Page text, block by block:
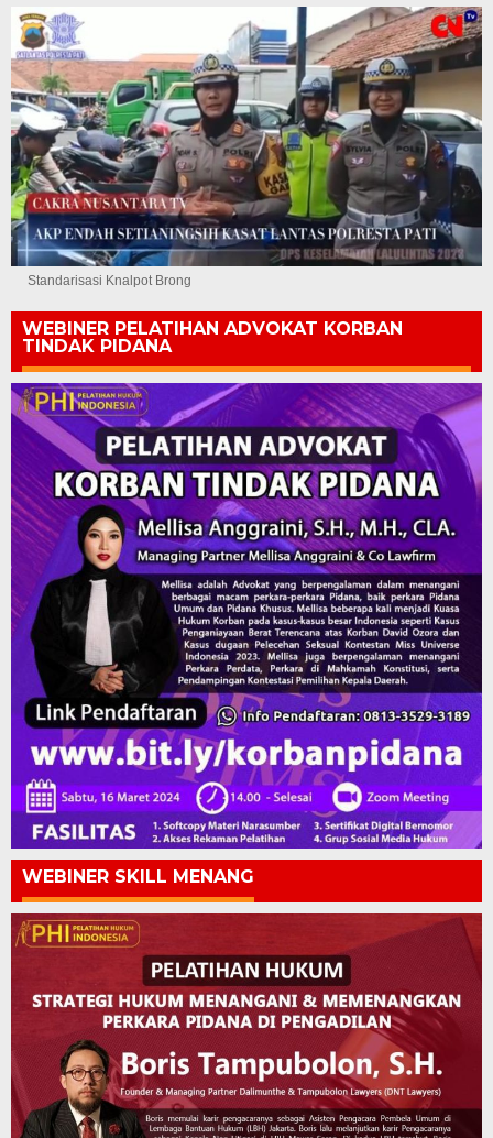
Standarisasi Knalpot Brong
WEBINER PELATIHAN ADVOKAT KORBAN
TINDAK PIDANA
WEBINER SKILL MENANG